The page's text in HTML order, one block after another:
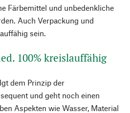
Färbemittel und unbedenkliche
Auch Verpackung und
sein.
100% kreislauffähig
dem Prinzip der
und geht noch einen
Aspekten wie Wasser, Material